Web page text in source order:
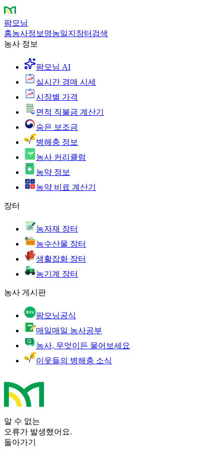
팜모닝
홈농사정보 영농일지 장터 검색
농사 정보
팜모닝 AI
실시간 경매 시세
시장별 가격
면적 직불금 계산기
숨은 보조금
병해충 정보
농사 커리큘럼
농약 정보
농약 비료 계산기
장터
농자재 장터
농수산물 장터
생활잡화 장터
농기계 장터
농사 게시판
팜모닝공식
매일매일 농사공부
농사, 무엇이든 물어보세요
이웃들의 병해충 소식
알 수 없는
오류가 발생했어요.
돌아가기